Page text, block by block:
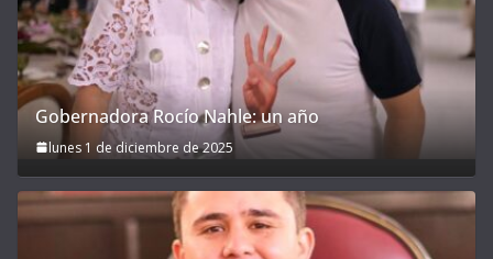
Gobernadora Rocío Nahle: un año
lunes 1 de diciembre de 2025